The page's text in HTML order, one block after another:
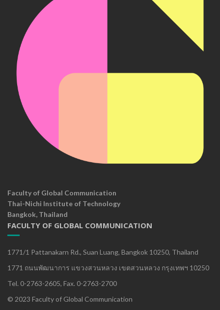
Faculty of Global Communication
Thai-Nichi Institute of Technology
Bangkok, Thailand
FACULTY OF GLOBAL COMMUNICATION
1771/1 Pattanakarn Rd., Suan Luang, Bangkok 10250, Thailand
1771 ถนนพัฒนาการ แขวงสวนหลวง เขตสวนหลวง กรุงเทพฯ 10250
Tel. 0-2763-2605, Fax. 0-2763-2700
© 2023 Faculty of Global Communication